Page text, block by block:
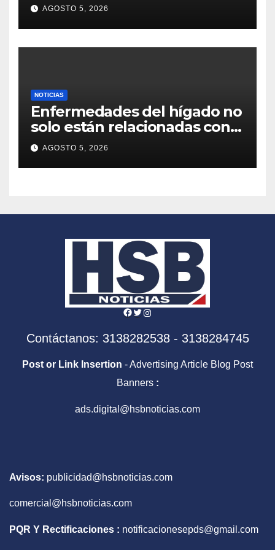
AGOSTO 5, 2026
NOTICIAS
Enfermedades del hígado no
solo están relacionadas con
el consumo de alcohol
AGOSTO 5, 2026
Facebook
Twitter
Instagram
Contáctanos: 3138282538 - 3138284745
Post or Link Insertion - Advertising Article Blog Post
Banners :
ads.digital@hsbnoticias.com
Avisos: publicidad@hsbnoticias.com
comercial@hsbnoticias.com
PQR Y Rectificaciones : notificacionesepds@gmail.com